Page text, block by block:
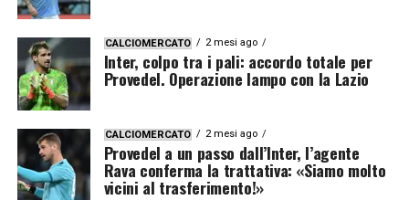
CALCIOMERCATO 2 mesi ago
Inter, colpo tra i pali: accordo totale per
Provedel. Operazione lampo con la Lazio
CALCIOMERCATO 2 mesi ago
Provedel a un passo dall’Inter, l’agente
Rava conferma la trattativa: «Siamo molto
vicini al trasferimento!»